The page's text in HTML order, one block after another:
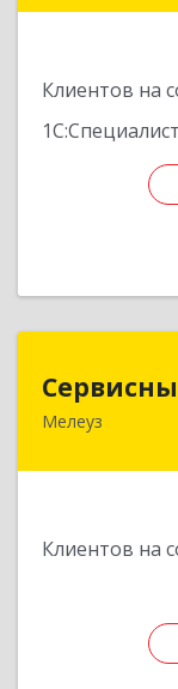
Клиентов на
1С:Специалист
Мелеуз
Клиентов на